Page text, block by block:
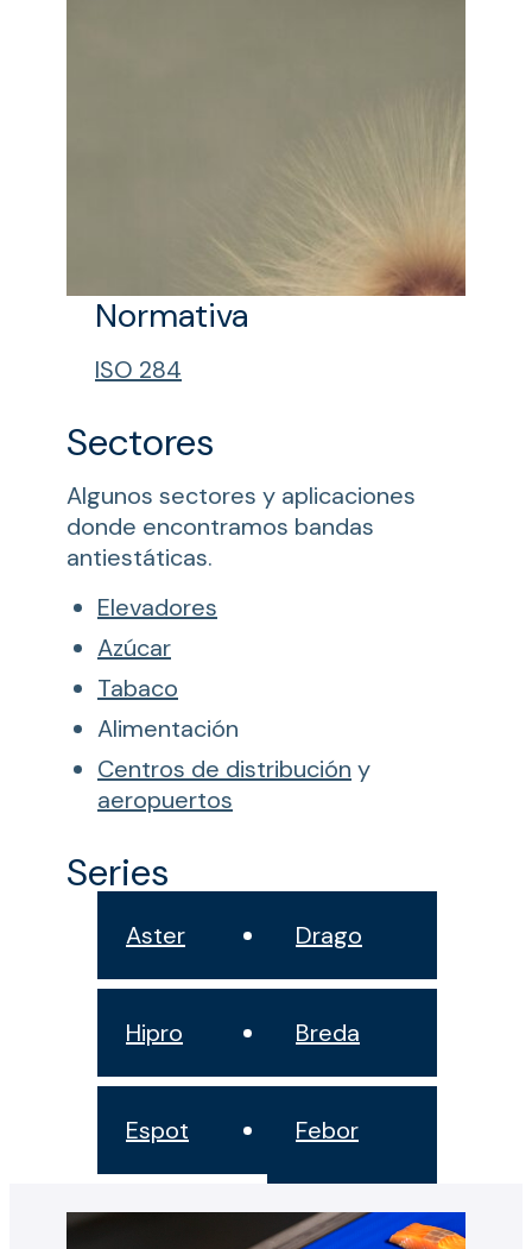
Normativa
ISO 284
Sectores
Algunos sectores y aplicaciones
donde encontramos bandas
antiestáticas.
Elevadores
Azúcar
Tabaco
Alimentación
Centros de distribución y
aeropuertos
Series
Aster Drago
Hipro Breda
Espot Febor